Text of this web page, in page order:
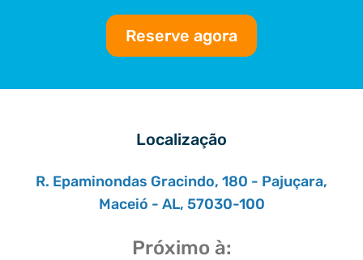
Reserve agora
Localização
R. Epaminondas Gracindo, 180 - Pajuçara,
Maceió - AL, 57030-100
Próximo à: